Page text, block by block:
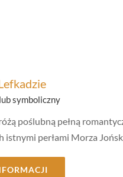
symboliczny
poślubną pełną
istnymi perłami Morza